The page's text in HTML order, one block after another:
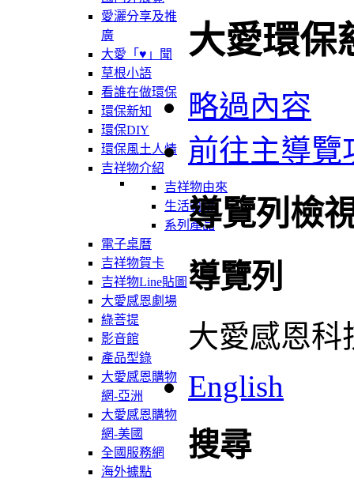
愛灑分享及推
廣
大愛「♥」聞
草根小語
看誰在做環保
環保新知
環保DIY
環保風土人情
吉祥物介紹
吉祥物由來
生活軌跡
系列產品
電子桌曆
吉祥物賀卡
吉祥物Line貼圖
大愛感恩劇場
綠菩提
影音館
產品型錄
大愛感恩購物
網-亞洲
大愛感恩購物
網-美國
全國服務網
海外據點
大愛環保
略過內容
前往主導覽
導覽列檢
導覽列
大愛感恩科
English
搜尋